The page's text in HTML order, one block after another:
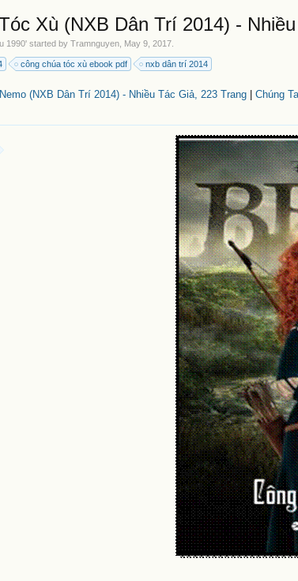
Xù (NXB Dân Trí 2014) -
1990' started byTramnguyen May 9, 2017
công chúa tóc xù ebook pdf nxb dân trí 2014
(NXB Dân Trí 2014) - Nhiều Tác Giả, 223 Trang Chúng